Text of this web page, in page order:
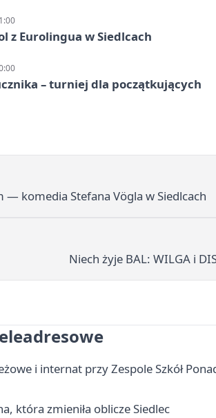
z Eurolingua w Siedlcach
– turniej dla początkujących
— komedia Stefana Vögla w Siedlcach
Niech żyje BAL: WILGA i
i internat przy Zespole Szkół
która zmieniła oblicze Siedlec